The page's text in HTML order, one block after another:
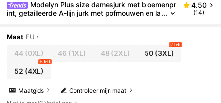
Modelyn Plus size damesjurk met bloemenpr
int, getailleerde A-lijn jurk met pofmouwen en la
4.50
(14)
Maat EU
44(0XL) 46 (1XL) 48 (2XL) 50(3XL)
7 left
52 (4XL)
6 left
Controleer mijn maat
Maatgids